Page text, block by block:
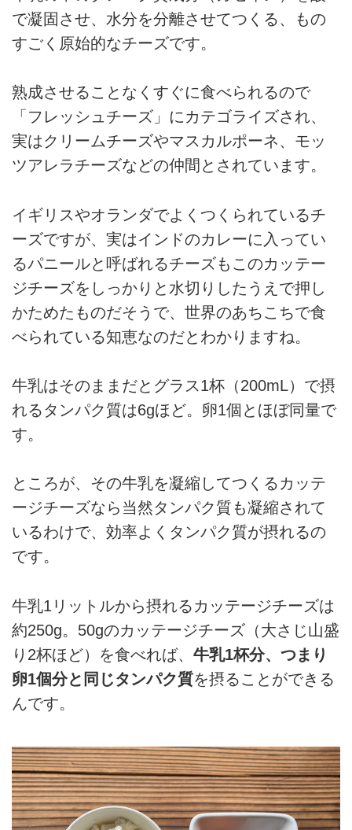
で凝固させ、水分を分離させてつくる、もの
すごく原始的なチーズです。
熟成させることなくすぐに食べられるので
「フレッシュチーズ」にカテゴライズされ、
実はクリームチーズやマスカルポーネ、モッ
ツアレラチーズなどの仲間とされています。
イギリスやオランダでよくつくられているチ
ーズですが、実はインドのカレーに入ってい
るパニールと呼ばれるチーズもこのカッテー
ジチーズをしっかりと水切りしたうえで押し
かためたものだそうで、世界のあちこちで食
べられている知恵なのだとわかりますね。
牛乳はそのままだとグラス1杯（200mL）で摂
れるタンパク質は6gほど。卵1個とほぼ同量で
す。
ところが、その牛乳を凝縮してつくるカッテ
ージチーズなら当然タンパク質も凝縮されて
いるわけで、効率よくタンパク質が摂れるの
です。
牛乳1リットルから摂れるカッテージチーズは
約250g。50gのカッテージチーズ（大さじ山盛
り2杯ほど）を食べれば、 牛乳1杯分、つまり
卵1個分と同じタンパク質を摂ることができる
んです。